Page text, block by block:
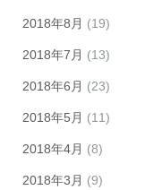
2018年8月 (19)
2018年7月 (13)
2018年6月 (23)
2018年5月 (11)
2018年4月 (8)
2018年3月 (9)